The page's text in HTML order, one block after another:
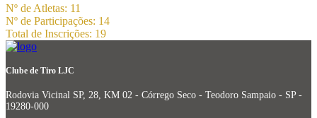
Nº de Atletas: 11
Nº de Participações: 14
Total de Inscrições: 19
Clube de Tiro LJC
Rodovia Vicinal SP, 28, KM 02 - Córrego Seco - Teodoro Sampaio - SP -
19280-000